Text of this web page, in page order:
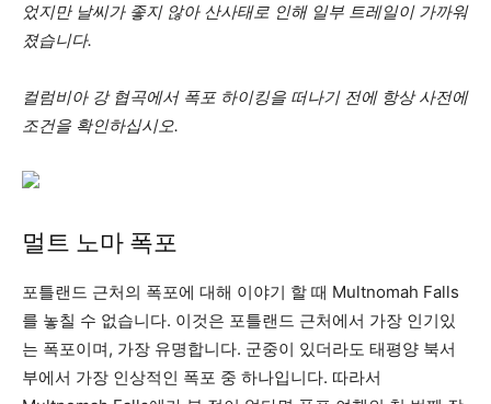
었지만 날씨가 좋지 않아 산사태로 인해 일부 트레일이 가까워
졌습니다.
컬럼비아 강 협곡에서 폭포 하이킹을 떠나기 전에 항상 사전에
조건을 확인하십시오.
멀트 노마 폭포
포틀랜드 근처의 폭포에 대해 이야기 할 때 Multnomah Falls
를 놓칠 수 없습니다. 이것은 포틀랜드 근처에서 가장 인기있
는 폭포이며, 가장 유명합니다. 군중이 있더라도 태평양 북서
부에서 가장 인상적인 폭포 중 하나입니다. 따라서